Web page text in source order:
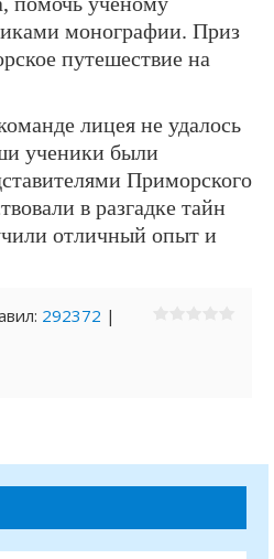
монографии. Приз
путешествие на
лицея не удалось
ученики были
Приморского
в разгадке тайн
отличный опыт и
: 292372 |